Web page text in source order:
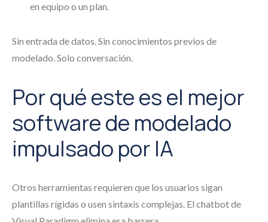
en equipo o un plan.
Sin entrada de datos. Sin conocimientos previos de
modelado. Solo conversación.
Por qué este es el mejor
software de modelado
impulsado por IA
Otros herramientas requieren que los usuarios sigan
plantillas rígidas o usen sintaxis complejas. El chatbot de